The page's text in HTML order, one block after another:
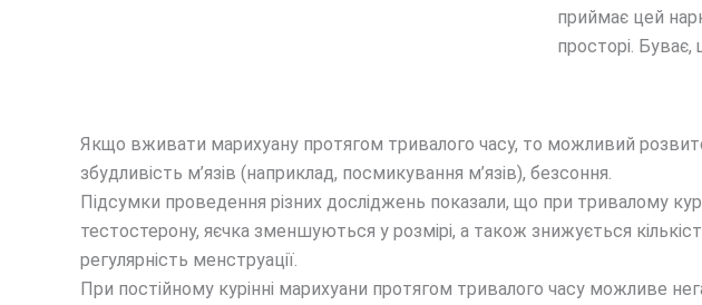
приймає цей
просторі.
Якщо вживати марихуану протягом тривалого часу, то можливий
збудливість м’язів (наприклад, посмикування м’язів), безсоння.
Підсумки проведення різних досліджень показали, що при тривалому
тестостерону, яєчка зменшуються у розмірі, а також знижується
регулярність менструації.
При постійному курінні марихуани протягом тривалого часу можливе